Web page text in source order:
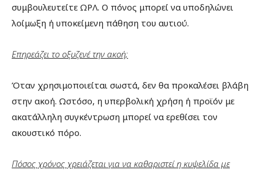
συμβουλευτείτε ΩΡΛ. Ο πόνος μπορεί να υποδηλώνει
λοίμωξη ή υποκείμενη πάθηση του αυτιού.
Επηρεάζει το οξυζενέ την ακοή;
Όταν χρησιμοποιείται σωστά, δεν θα προκαλέσει βλάβη
στην ακοή. Ωστόσο, η υπερβολική χρήση ή προϊόν με
ακατάλληλη συγκέντρωση μπορεί να ερεθίσει τον
ακουστικό πόρο.
Πόσος χρόνος χρειάζεται για να καθαριστεί η κυψελίδα με